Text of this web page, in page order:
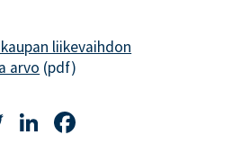
liikevaihdon
arvo (pdf)
TwitterLinkedIn